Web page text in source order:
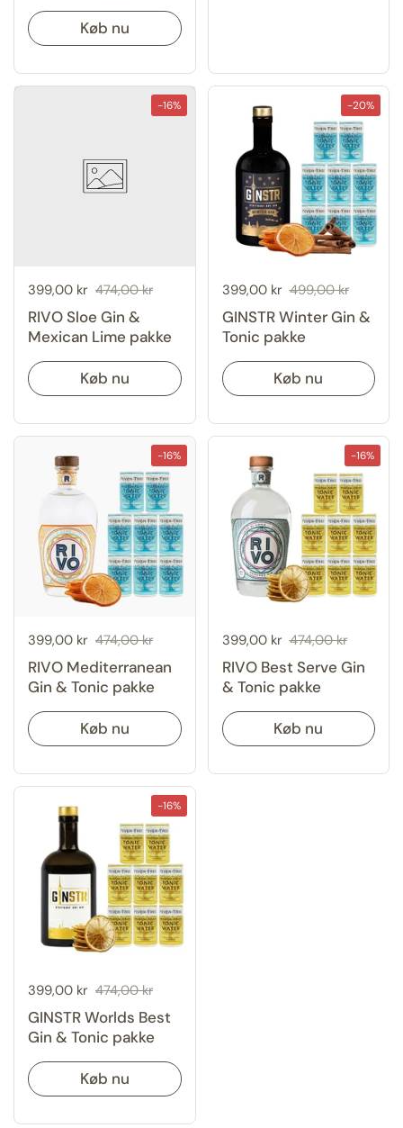
Køb nu
Udsalgspris:
399,00 kr Normal pris:
474,00 kr
RIVO Sloe Gin &
Mexican Lime pakke
Køb nu
-16%
Udsalgspris:
399,00 kr Normal pris:
499,00 kr
GINSTR Winter Gin &
Tonic pakke
Køb nu
-20%
Udsalgspris:
399,00 kr Normal pris:
474,00 kr
RIVO Mediterranean
Gin & Tonic pakke
Køb nu
-16%
Udsalgspris:
399,00 kr Normal pris:
474,00 kr
RIVO Best Serve Gin
& Tonic pakke
Køb nu
-16%
Udsalgspris:
399,00 kr Normal pris:
474,00 kr
GINSTR Worlds Best
Gin & Tonic pakke
Køb nu
-16%